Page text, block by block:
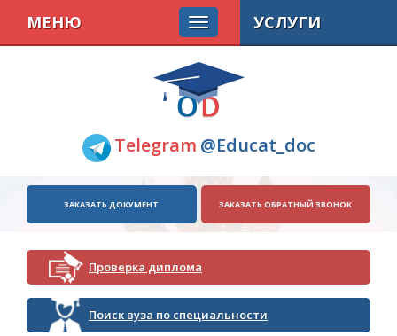
Telegram @Educat_doc
МЕНЮ
ЗАКАЗАТЬ ДОКУМЕНТ ЗАКАЗАТЬ ОБРАТНЫЙ ЗВОНОК
Проверка диплома
Поиск вуза по специальности
УСЛУГИ